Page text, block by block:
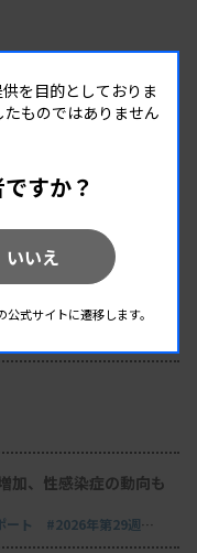
体制を再構築 “伝え
加、性感染症の動向も
ート #2026年第29週
を目的としておりま
ものではありません
すか？
いいえ
式サイトに遷移します。